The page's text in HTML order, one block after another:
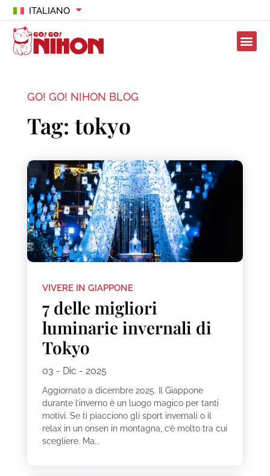
ITALIANO
GO! GO! NIHON BLOG
Tag: tokyo
VIVERE IN GIAPPONE
7 delle migliori
luminarie invernali di
Tokyo
03 - Dic - 2025
Aggiornato a dicembre 2025. Il Giappone
durante l’inverno è un luogo magico per tanti
motivi. Se ti piacciono gli sport invernali o il
relax in un onsen in montagna, c’è molto tra cui
scegliere. Ma...